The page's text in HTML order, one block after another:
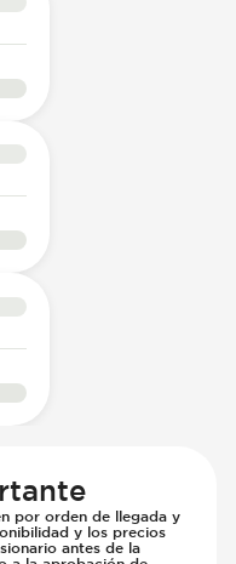
por orden de llegada y
y los precios
antes de la